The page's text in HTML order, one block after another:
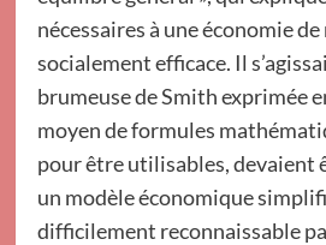
nécessaires à une économie
socialement efficace. Il
brumeuse de Smith exprimée
moyen de formules
pour être utilisables, devaient
un modèle économique
difficilement reconnaissable